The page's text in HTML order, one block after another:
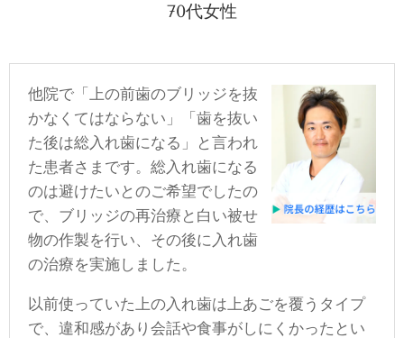
70代女性
他院で「上の前歯のブリッジを抜
かなくてはならない」「歯を抜い
た後は総入れ歯になる」と言われ
た患者さまです。総入れ歯になる
のは避けたいとのご希望でしたの
で、ブリッジの再治療と白い被せ
物の作製を行い、その後に入れ歯
の治療を実施しました。
以前使っていた上の入れ歯は上あごを覆うタイプ
で、違和感があり会話や食事がしにくかったとい